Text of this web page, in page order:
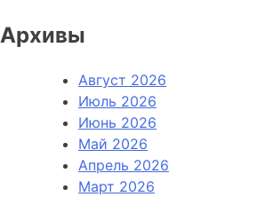
Архивы
Август 2026
Июль 2026
Июнь 2026
Май 2026
Апрель 2026
Март 2026